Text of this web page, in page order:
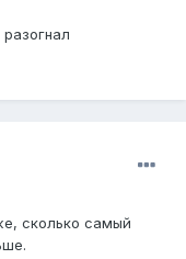
сколько самый